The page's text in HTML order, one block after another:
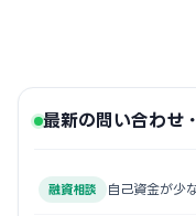
最新の問い合わせ
融資相談 自己資金が少